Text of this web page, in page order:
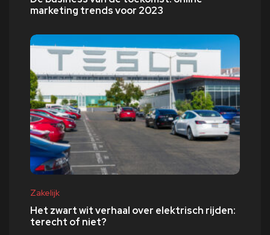
marketing trends voor 2023
Zakelijk
Het zwart wit verhaal over elektrisch rijden:
terecht of niet?